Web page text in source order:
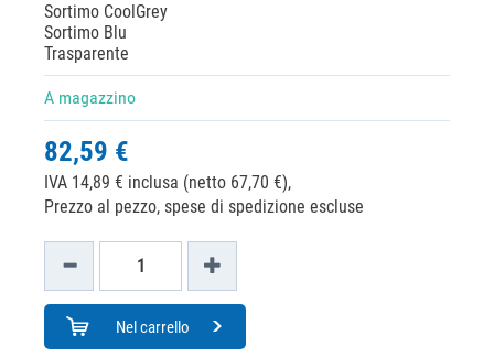
Sortimo CoolGrey
Sortimo Blu
Trasparente
A magazzino
82,59 €
IVA 14,89 € inclusa (netto 67,70 €),
Prezzo al pezzo, spese di spedizione escluse
Nel carrello